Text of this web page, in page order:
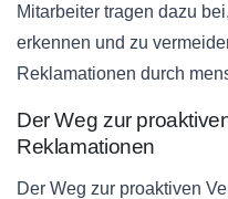
Mitarbeiter tragen dazu
erkennen und zu
Reklamationen durch
Der Weg zur
Reklamationen
Der Weg zur proaktiven